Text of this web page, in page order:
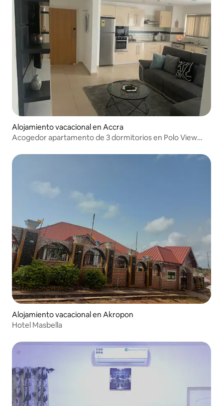
Alojamiento vacacional en Accra
Acogedor apartamento de 3 dormitorios en Polo View
Alojamiento vacacional en Akropon
Hotel Masbella